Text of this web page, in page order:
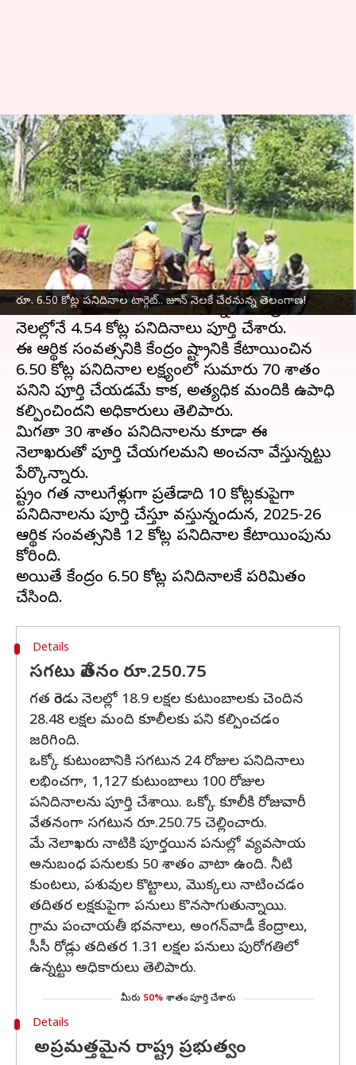
రూ. 6.50 కోట్ల పనిదినాల టార్గెట్‌.. జూన్‌ నెలకే చేరనున్న తెలంగాణ!
Telangana: రూ. 6.50 కోట్ల
పనిదినాల టార్గెట్‌.. జూన్‌ నెలకే
చేరనున్న తెలంగాణ!
వ్రాసిన వారు Jayachandra Akuri Jun 24, 2025 12:47 pm
ఈ వార్తాకథనం ఏంటి
రాష్ట్రంలో జాతీయ గ్రామీణ ఉపాధి హామీ పథకం
పనులు శరవేగంగా కొనసాగుతున్నాయి. ఏప్రిల్‌, మే
నెలల్లోనే 4.54 కోట్ల పనిదినాలు పూర్తి చేశారు.
ఈ ఆర్థిక సంవత్సరానికి కేంద్రం రాష్ట్రానికి కేటాయించిన
6.50 కోట్ల పనిదినాల లక్ష్యంలో సుమారు 70 శాతం
పనిని పూర్తి చేయడమే కాక, అత్యధిక మందికి ఉపాధి
కల్పించిందని అధికారులు తెలిపారు.
మిగతా 30 శాతం పనిదినాలను కూడా ఈ
నెలాఖరుతో పూర్తి చేయగలమని అంచనా వేస్తున్నట్టు
పేర్కొన్నారు.
రాష్ట్రం గత నాలుగేళ్లుగా ప్రతేడాది 10 కోట్లకుపైగా
పనిదినాలను పూర్తి చేస్తూ వస్తున్నందున, 2025-26
ఆర్థిక సంవత్సరానికి 12 కోట్ల పనిదినాల కేటాయింపును
కోరింది.
అయితే కేంద్రం 6.50 కోట్ల పనిదినాలకే పరిమితం
Details
సగటు వేతనం రూ.250.75
గత రెండు నెలల్లో 18.9 లక్షల కుటుంబాలకు చెందిన
28.48 లక్షల మంది కూలీలకు పని కల్పించడం
జరిగింది.
ఒక్కో కుటుంబానికి సగటున 24 రోజుల పనిదినాలు
లభించగా, 1,127 కుటుంబాలు 100 రోజుల
పనిదినాలను పూర్తి చేశాయి. ఒక్కో కూలీకి రోజువారీ
వేతనంగా సగటున రూ.250.75 చెల్లించారు.
మే నెలాఖరు నాటికి పూర్తయిన పనుల్లో వ్యవసాయ
అనుబంధ పనులకు 50 శాతం వాటా ఉంది. నీటి
కుంటలు, పశువుల కొట్టాలు, మొక్కలు నాటించడం
తదితర లక్షకుపైగా పనులు కొనసాగుతున్నాయి.
గ్రామ పంచాయతీ భవనాలు, అంగన్‌వాడీ కేంద్రాలు,
సీసీ రోడ్లు తదితర 1.31 లక్షల పనులు పురోగతిలో
ఉన్నట్టు అధికారులు తెలిపారు.
మీరు 50% శాతం పూర్తి చేశారు
Details
అప్రమత్తమైన రాష్ట్ర ప్రభుత్వం